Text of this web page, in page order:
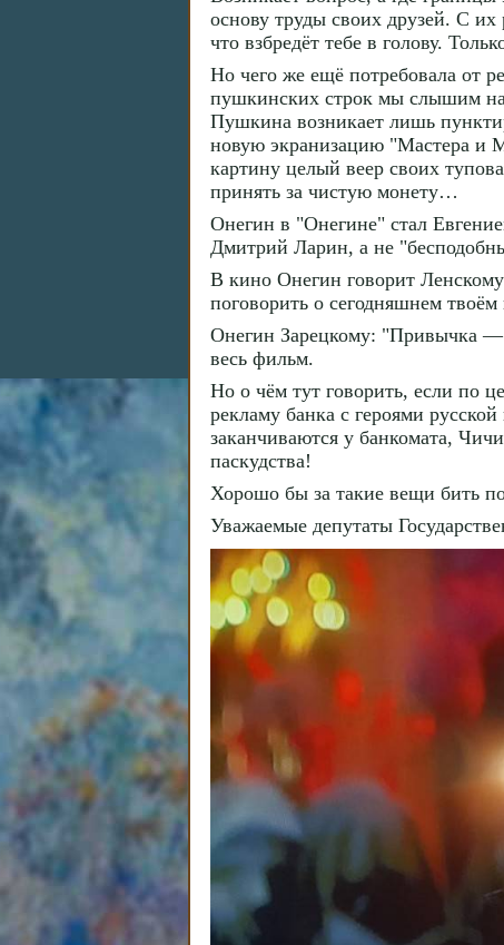
основу труды своих друзей. С
что взбредёт тебе в голову.
Но чего же ещё потребовала от
пушкинских строк мы слышим на
Пушкина возникает лишь
новую экранизацию "Мастера и
картину целый веер своих
принять за чистую монету…
Онегин в "Онегине" стал
Дмитрий Ларин, а не
В кино Онегин говорит
поговорить о сегодняшнем
Онегин Зарецкому: "Привычка —
весь фильм.
Но о чём тут говорить, если по
рекламу банка с героями
заканчиваются у банкомата,
паскудства!
Хорошо бы за такие вещи бить
Уважаемые депутаты